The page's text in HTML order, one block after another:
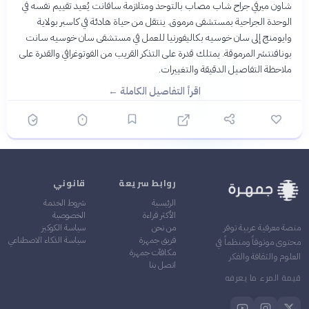
شاون ميرفي جراح شاب مصاب بالتوحد ومتلازمة سافانت يُعيد تقييم نفسه في
الوحدة الجراحية بمستشفى مرموق. ينتقل من حياة هادئة في كاسبر بولاية
وايومنج إلى سان خوسيه بكاليفورنيا للعمل في مستشفى سان خوسيه سانت
بونافنتشر المرموقة. يمتلك قدرة على التذكر القريب من الفوتوغرافي والقدرة على
ملاحظة التفاصيل الدقيقة والتغييرات.
اقرأ التفاصيل الكاملة ←
منصة معرفية عربية توفر
محتوى موثوقاً ومنظماً في
العلوم والثقافة والفكر
قيمة المرء ما يعرفه
روابط سريعة
الرئيسية
الأكثر قراءة
من نحن
فريق جمهرة
مكافآت جمهرة
اتصل بنا
قانوني
شروط الخدمة
الخصوصية
سياسة الكوكيز
سياسة الذكاء الاصطناعي